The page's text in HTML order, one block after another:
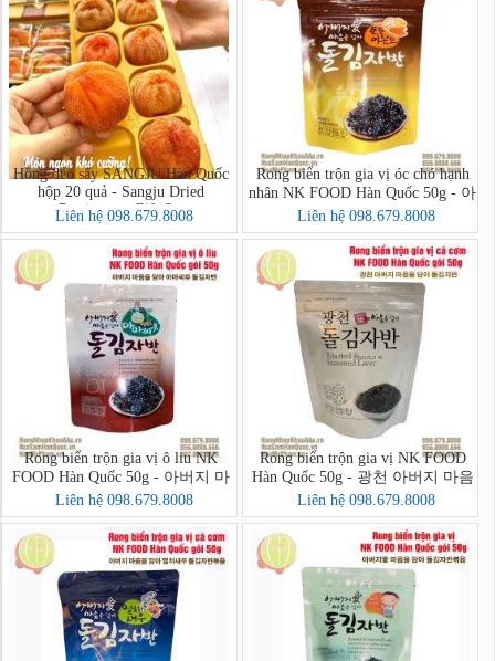
Hồng dẻo sấy SANGJU Hàn Quốc
hộp 20 quả - Sangju Dried
Persimmon Gift Set
Liên hệ 098.679.8008
Rong biển trộn gia vị óc chó hạnh
nhân NK FOOD Hàn Quốc 50g - 아
버지 마음을 담아 호두아몬드 돌
김자반 볶음
Liên hệ 098.679.8008
Rong biển trộn gia vị ô liu NK
FOOD Hàn Quốc 50g - 아버지 마
음을 담아 아마씨유 돌김자반
Liên hệ 098.679.8008
Rong biển trộn gia vị NK FOOD
Hàn Quốc 50g - 광천 아버지 마음
을 담아 돌김자반
Liên hệ 098.679.8008